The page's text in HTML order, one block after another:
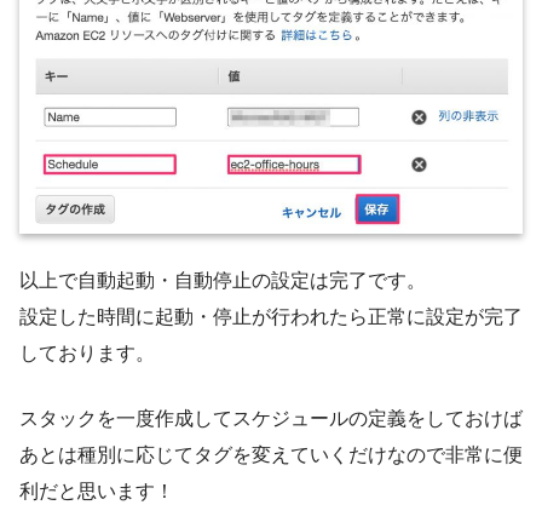
以上で自動起動・自動停止の設定は完了です。
設定した時間に起動・停止が行われたら正常に設定が完了
しております。
スタックを一度作成してスケジュールの定義をしておけば
あとは種別に応じてタグを変えていくだけなので非常に便
利だと思います！